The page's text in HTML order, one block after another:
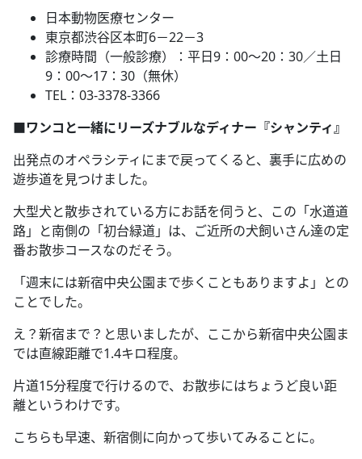
日本動物医療センター
東京都渋谷区本町6－22－3
診療時間（一般診療）：平日9：00～20：30／土日
9：00～17：30（無休）
TEL：03-3378-3366
■ワンコと一緒にリーズナブルなディナー『シャンティ』
出発点のオペラシティにまで戻ってくると、裏手に広めの
遊歩道を見つけました。
大型犬と散歩されている方にお話を伺うと、この「水道道
路」と南側の「初台緑道」は、ご近所の犬飼いさん達の定
番お散歩コースなのだそう。
「週末には新宿中央公園まで歩くこともありますよ」との
ことでした。
え？新宿まで？と思いましたが、ここから新宿中央公園ま
では直線距離で1.4キロ程度。
片道15分程度で行けるので、お散歩にはちょうど良い距
離というわけです。
こちらも早速、新宿側に向かって歩いてみることに。